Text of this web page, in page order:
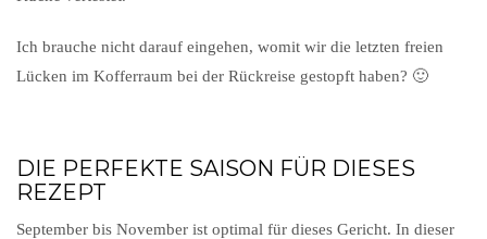
Ich brauche nicht darauf eingehen, womit wir die letzten freien
Lücken im Kofferraum bei der Rückreise gestopft haben? 🙂
DIE PERFEKTE SAISON FÜR DIESES
REZEPT
September bis November ist optimal für dieses Gericht. In dieser